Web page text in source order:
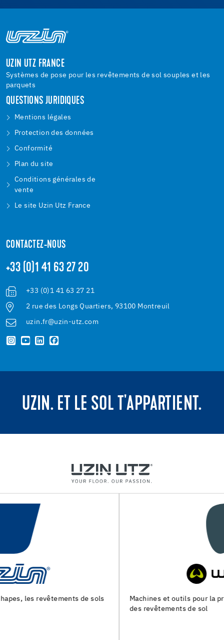
UZIN UTZ FRANCE
Systèmes de pose pour les revêtements de sol souples et les
parquets
QUESTIONS JURIDIQUES
Mentions légales
Protection des données
Conformité
Plan du site
Conditions générales de
vente
Le site Uzin Utz France
CONTACTEZ-NOUS
+33 (0)1 41 63 27 20
+33 (0)1 41 63 27 21
2 rue des Longs Quartiers, 93100 Montreuil
uzin.fr@uzin-utz.com
UZIN. ET LE SOL T'APPARTIENT.
Machines et outils pour la preparation du support et la pose